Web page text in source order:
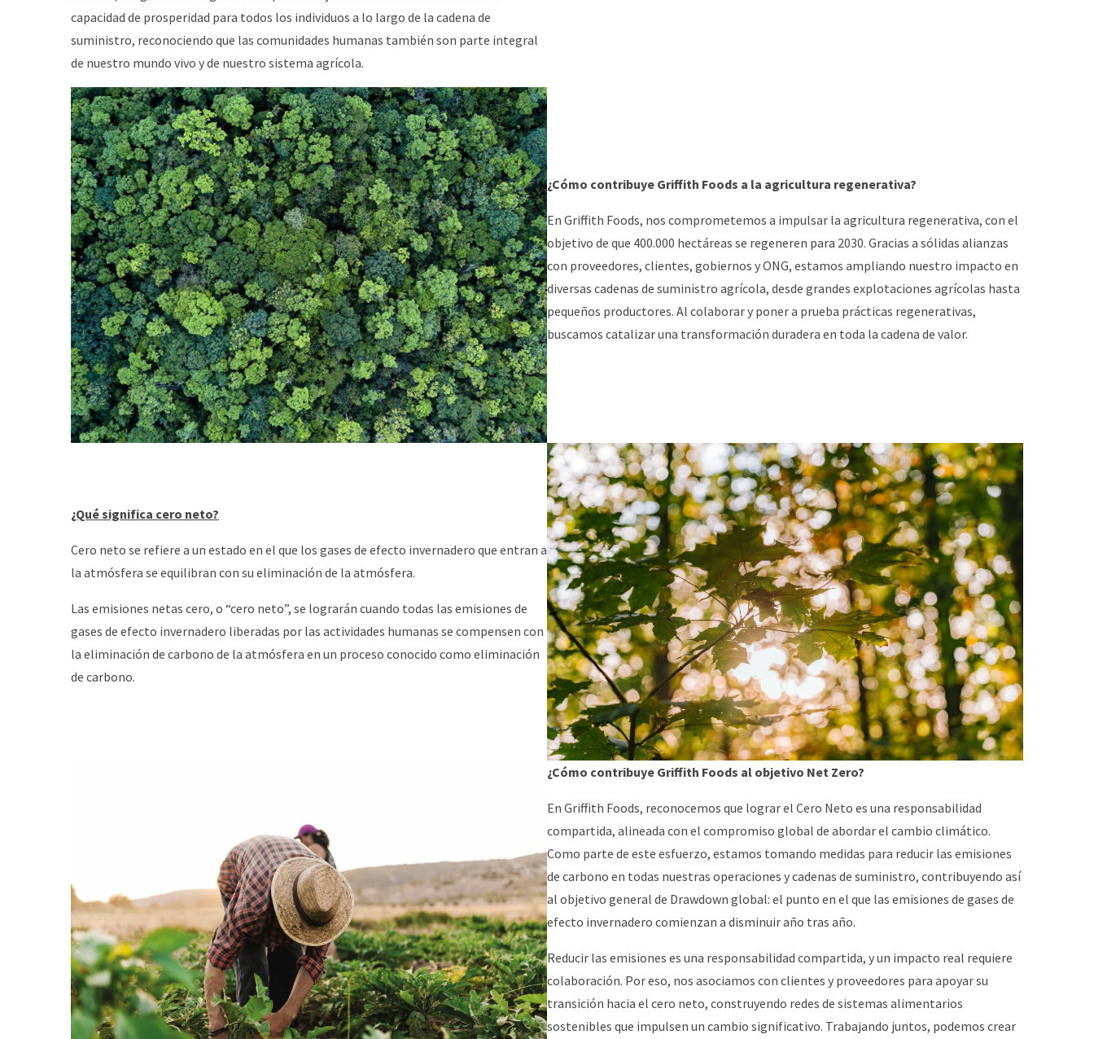
capacidad de prosperidad para todos los individuos a lo largo de la cadena de
suministro, reconociendo que las comunidades humanas también son parte integral
de nuestro mundo vivo y de nuestro sistema agrícola.
¿Cómo contribuye Griffith Foods a la agricultura regenerativa?
En Griffith Foods, nos comprometemos a impulsar la agricultura regenerativa, con el
objetivo de que 400.000 hectáreas se regeneren para 2030. Gracias a sólidas alianzas
con proveedores, clientes, gobiernos y ONG, estamos ampliando nuestro impacto en
diversas cadenas de suministro agrícola, desde grandes explotaciones agrícolas hasta
pequeños productores. Al colaborar y poner a prueba prácticas regenerativas,
buscamos catalizar una transformación duradera en toda la cadena de valor.
¿Qué significa cero neto?
Cero neto se refiere a un estado en el que los gases de efecto invernadero que entran a
la atmósfera se equilibran con su eliminación de la atmósfera.
Las emisiones netas cero, o “cero neto”, se lograrán cuando todas las emisiones de
gases de efecto invernadero liberadas por las actividades humanas se compensen con
la eliminación de carbono de la atmósfera en un proceso conocido como eliminación
de carbono.
¿Cómo contribuye Griffith Foods al objetivo Net Zero?
En Griffith Foods, reconocemos que lograr el Cero Neto es una responsabilidad
compartida, alineada con el compromiso global de abordar el cambio climático.
Como parte de este esfuerzo, estamos tomando medidas para reducir las emisiones
de carbono en todas nuestras operaciones y cadenas de suministro, contribuyendo así
al objetivo general de Drawdown global: el punto en el que las emisiones de gases de
efecto invernadero comienzan a disminuir año tras año.
Reducir las emisiones es una responsabilidad compartida, y un impacto real requiere
colaboración. Por eso, nos asociamos con clientes y proveedores para apoyar su
transición hacia el cero neto, construyendo redes de sistemas alimentarios
sostenibles que impulsen un cambio significativo. Trabajando juntos, podemos crear